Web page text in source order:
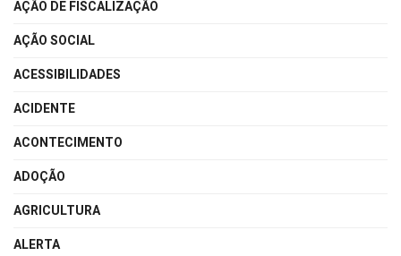
AÇÃO DE FISCALIZAÇÃO
AÇÃO SOCIAL
ACESSIBILIDADES
ACIDENTE
ACONTECIMENTO
ADOÇÃO
AGRICULTURA
ALERTA